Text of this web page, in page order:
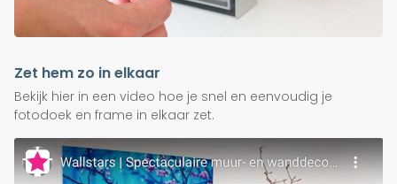
Zet hem zo in elkaar
Bekijk hier in een video hoe je snel en eenvoudig je
fotodoek en frame in elkaar zet.